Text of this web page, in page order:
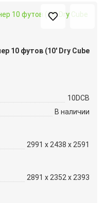
10 футов (10′ Dry Cube
10DCB
В наличии
2991 x 2438 x 2591
2891 x 2352 x 2393